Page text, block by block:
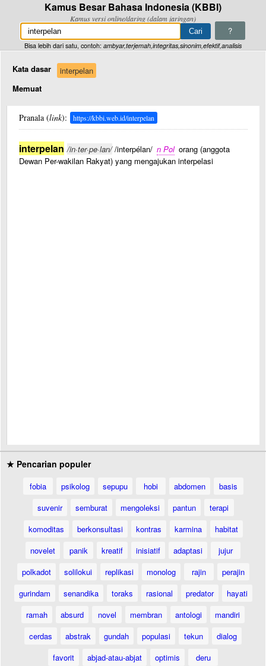
Kamus Besar Bahasa Indonesia (KBBI)
Kamus versi online/daring (dalam jaringan)
?
Bisa lebih dari satu, contoh: ambyar,terjemah,integritas,sinonim,efektif,analisis
Kata dasar
interpelan
Memuat
Pranala (link): https://kbbi.web.id/interpelan
interpelan /in·ter·pe·lan//interpélan/ n Pol orang (anggota
Dewan Per-wakilan Rakyat) yang mengajukan interpelasi
★ Pencarian populer
fobia psikolog sepupu hobi abdomen
basis
suvenir
semburat mengoleksi pantun
terapi
komoditas
berkonsultasi kontras karmina
habitat
novelet
panik kreatif inisiatif adaptasi
jujur
polkadot
solilokui replikasi monolog rajin
perajin
gurindam
senandika toraks rasional predator
hayati
ramah
absurd novel membran antologi
mandiri
cerdas
abstrak gundah populasi tekun
dialog
favorit
abjad-atau-abjat optimis deru